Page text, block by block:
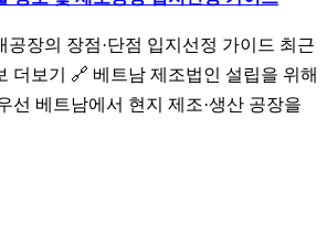
공장의 장점·단점 입지선정 가이드 최근
더보기 🔗 베트남 제조법인 설립을 위해
선 베트남에서 현지 제조·생산 공장을